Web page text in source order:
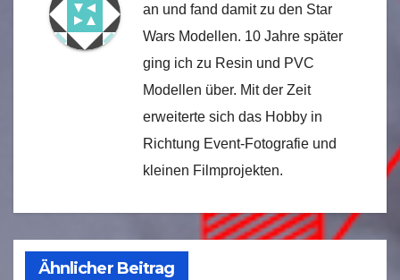
an und fand damit zu den Star
Wars Modellen. 10 Jahre später
ging ich zu Resin und PVC
Modellen über. Mit der Zeit
erweiterte sich das Hobby in
Richtung Event-Fotografie und
kleinen Filmprojekten.
Ähnlicher Beitrag